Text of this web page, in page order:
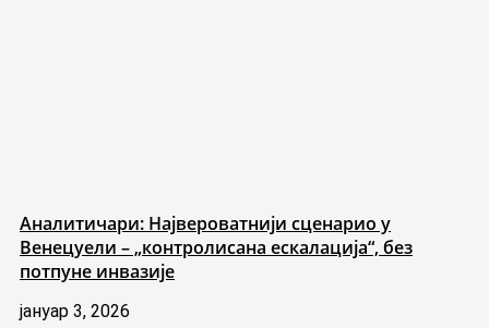
Аналитичари: Највероватнији сценарио у
Венецуели – „контролисана ескалација“, без
потпуне инвазије
јануар 3, 2026